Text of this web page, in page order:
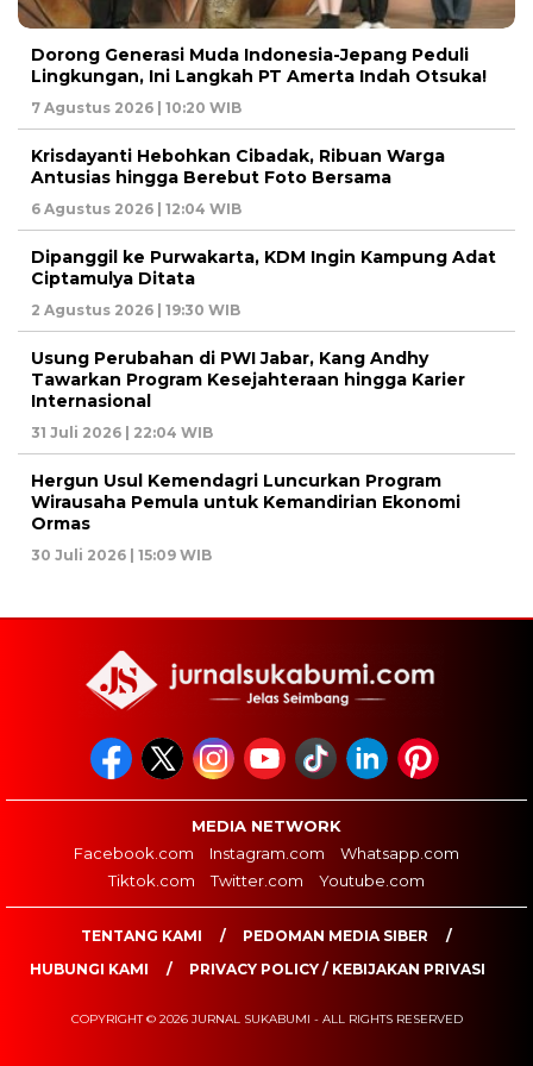
Dorong Generasi Muda Indonesia-Jepang Peduli
Lingkungan, Ini Langkah PT Amerta Indah Otsuka!
7 Agustus 2026 | 10:20 WIB
Krisdayanti Hebohkan Cibadak, Ribuan Warga
Antusias hingga Berebut Foto Bersama
6 Agustus 2026 | 12:04 WIB
Dipanggil ke Purwakarta, KDM Ingin Kampung Adat
Ciptamulya Ditata
2 Agustus 2026 | 19:30 WIB
Usung Perubahan di PWI Jabar, Kang Andhy
Tawarkan Program Kesejahteraan hingga Karier
Internasional
31 Juli 2026 | 22:04 WIB
Hergun Usul Kemendagri Luncurkan Program
Wirausaha Pemula untuk Kemandirian Ekonomi
Ormas
30 Juli 2026 | 15:09 WIB
MEDIA NETWORK
Facebook.com
Instagram.com
Whatsapp.com
Tiktok.com
Twitter.com Youtube.com
TENTANG KAMI
PEDOMAN MEDIA SIBER
HUBUNGI KAMI
PRIVACY POLICY / KEBIJAKAN PRIVASI
COPYRIGHT © 2026 JURNAL SUKABUMI - ALL RIGHTS RESERVED